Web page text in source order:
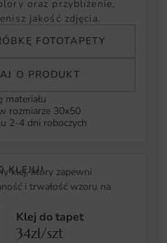
oraz przybliżenie,
jakość zdjęcia.
FOTOTAPETY
O PRODUKT
materiału
rozmiarze 30x50
2-4 dni roboczych
KLEJU!
klej, który zapewni
i trwałość wzoru na
Klej do tapet
34zł/szt